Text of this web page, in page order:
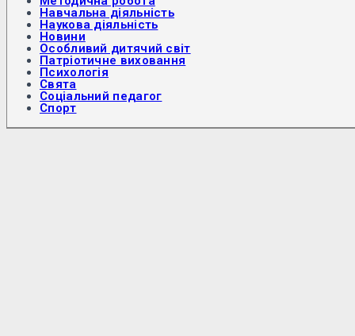
Навчальна діяльність
Наукова діяльність
Новини
Особливий дитячий світ
Патріотичне виховання
Психологія
Свята
Соціальний педагог
Спорт